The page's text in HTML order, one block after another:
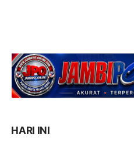
HARI INI